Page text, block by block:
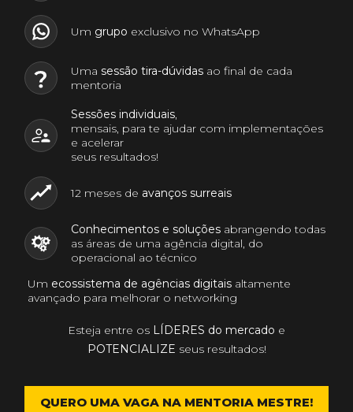
Um grupo exclusivo no WhatsApp
Uma sessão tira-dúvidas ao final de cada
mentoria
Sessões individuais,
mensais, para te ajudar com implementações
e acelerar
seus resultados!
12 meses de avanços surreais
Conhecimentos e soluções abrangendo todas
as áreas de uma agência digital, do
operacional ao técnico
Um ecossistema de agências digitais altamente
avançado para melhorar o networking
Esteja entre os LÍDERES do mercado e
POTENCIALIZE seus resultados!
QUERO UMA VAGA NA MENTORIA MESTRE!